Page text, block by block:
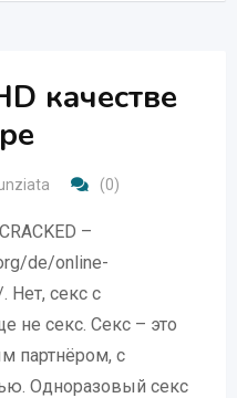
качестве
(0)
–
de/online-
Нет, секс с
не секс. Секс – это
партнёром, с
Одноразовый секс